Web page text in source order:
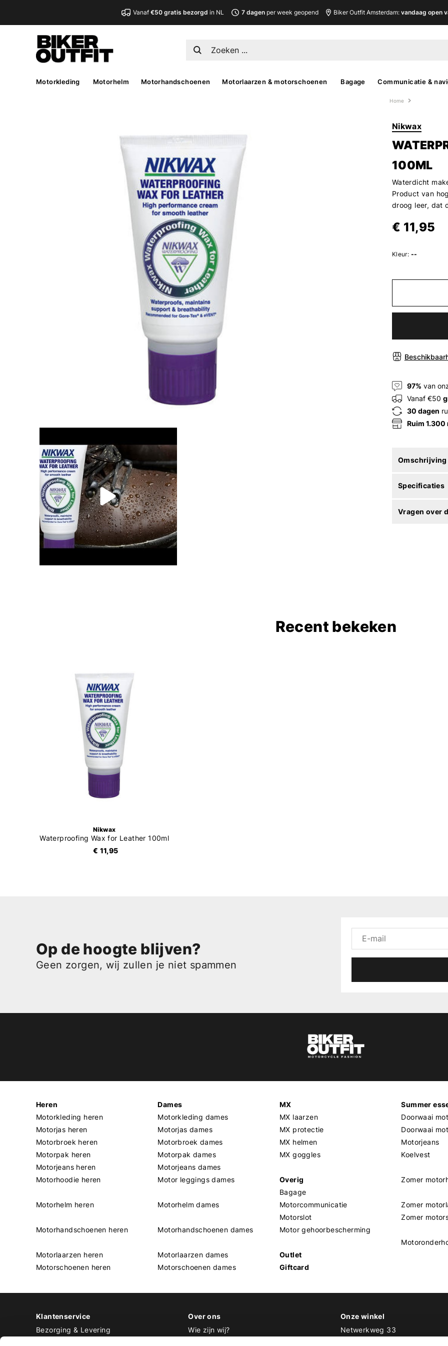
Vanaf€50 gratis bezorgd in NL 7 dagenper week geopend Biker Outfit Amsterdam: vandaag open
Motorkleding Motorhelm Motorhandschoenen Motorlaarzen & motorschoenen Bagage Communicatie &
Home
Nikwax
100ML
Waterdicht
Product van
droog leer, dat
€ 11,95
Kleur: --
97% van
Vanaf €50
30 dagen
Ruim 1.300
Omschrijving
Specificaties
Vragen over
Recent bekeken
Nikwax
Waterproofing Wax for Leather 100ml
€ 11,95
Op de hoogte blijven?
Geen zorgen, wij zullen je niet spammen
Heren
Motorkleding heren
Motorjas heren
Motorbroek heren
Motorpak heren
Motorjeans heren
Motorhoodie heren
Motorhelm heren
Motorhandschoenen heren
Motorlaarzen heren
Motorschoenen heren
Dames
Motorkleding dames
Motorjas dames
Motorbroek dames
Motorpak dames
Motorjeans dames
Motor leggings dames
Motorhelm dames
Motorhandschoenen dames
Motorlaarzen dames
Motorschoenen dames
MX
MX laarzen
MX protectie
MX helmen
MX goggles
Overig
Bagage
Motorcommunicatie
Motorslot
Motor gehoorbescherming
Outlet
Giftcard
Summer
Doorwaai
Doorwaai
Motorjeans
Koelvest
Zomer
Zomer
Zomer
Klantenservice
Bezorging & Levering
Over ons
Wie zijn wij?
Onze winkel
Netwerkweg 33